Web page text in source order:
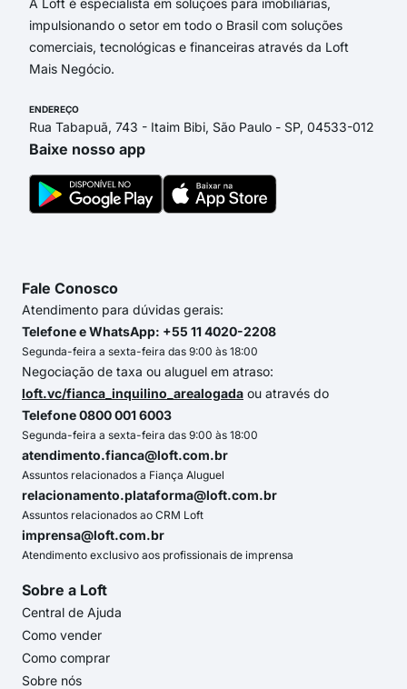
A Loft é especialista em soluções para imobiliárias,
impulsionando o setor em todo o Brasil com soluções
comerciais, tecnológicas e financeiras através da Loft
Mais Negócio.
ENDEREÇO
Rua Tabapuã, 743 - Itaim Bibi, São Paulo - SP, 04533-012
Baixe nosso app
Fale Conosco
Atendimento para dúvidas gerais:
Telefone e WhatsApp: +55 11 4020-2208
Segunda-feira a sexta-feira das 9:00 às 18:00
Negociação de taxa ou aluguel em atraso:
loft.vc/fianca_inquilino_arealogada ou através do
Telefone 0800 001 6003
Segunda-feira a sexta-feira das 9:00 às 18:00
atendimento.fianca@loft.com.br
Assuntos relacionados a Fiança Aluguel
relacionamento.plataforma@loft.com.br
Assuntos relacionados ao CRM Loft
imprensa@loft.com.br
Atendimento exclusivo aos profissionais de imprensa
Sobre a Loft
Central de Ajuda
Como vender
Como comprar
Sobre nós